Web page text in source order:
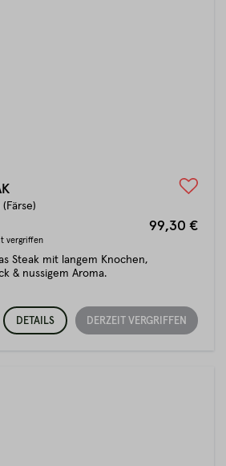
99,30 €
vergriffen
Steak mit langem Knochen,
& nussigem Aroma.
DETAILS DERZEIT VERGRIFFEN